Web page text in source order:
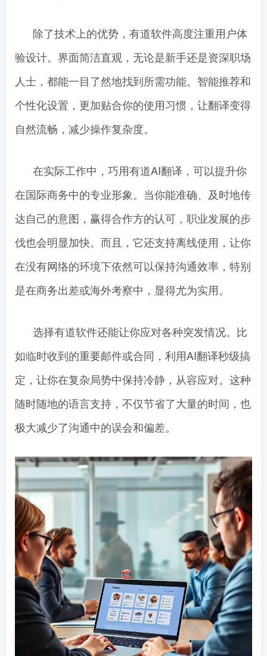
除了技术上的优势，有道软件高度注重用户体
验设计。界面简洁直观，无论是新手还是资深职场
人士，都能一目了然地找到所需功能。智能推荐和
个性化设置，更加贴合你的使用习惯，让翻译变得
自然流畅，减少操作复杂度。
在实际工作中，巧用有道AI翻译，可以提升你
在国际商务中的专业形象。当你能准确、及时地传
达自己的意图，赢得合作方的认可，职业发展的步
伐也会明显加快。而且，它还支持离线使用，让你
在没有网络的环境下依然可以保持沟通效率，特别
是在商务出差或海外考察中，显得尤为实用。
选择有道软件还能让你应对各种突发情况。比
如临时收到的重要邮件或合同，利用AI翻译秒级搞
定，让你在复杂局势中保持冷静，从容应对。这种
随时随地的语言支持，不仅节省了大量的时间，也
极大减少了沟通中的误会和偏差。